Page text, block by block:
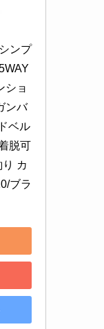
ンプ
ショ
ンバ
ベル
脱可
カ
ブラ